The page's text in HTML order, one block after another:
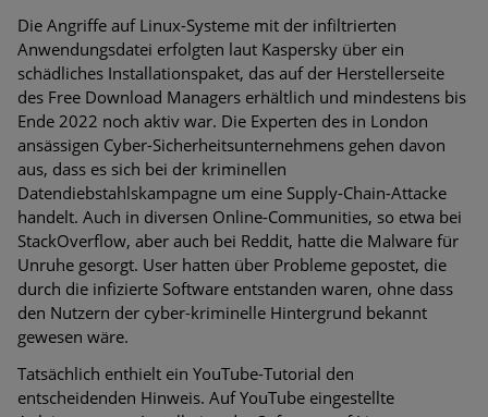
Die Angriffe auf Linux-Systeme mit der infiltrierten
Anwendungsdatei erfolgten laut Kaspersky über ein
schädliches Installationspaket, das auf der Herstellerseite
des Free Download Managers erhältlich und mindestens bis
Ende 2022 noch aktiv war. Die Experten des in London
ansässigen Cyber-Sicherheitsunternehmens gehen davon
aus, dass es sich bei der kriminellen
Datendiebstahlskampagne um eine Supply-Chain-Attacke
handelt. Auch in diversen Online-Communities, so etwa bei
StackOverflow, aber auch bei Reddit, hatte die Malware für
Unruhe gesorgt. User hatten über Probleme gepostet, die
durch die infizierte Software entstanden waren, ohne dass
den Nutzern der cyber-kriminelle Hintergrund bekannt
gewesen wäre.
Tatsächlich enthielt ein YouTube-Tutorial den
entscheidenden Hinweis. Auf YouTube eingestellte